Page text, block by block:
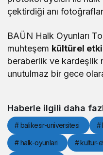
çektirdiği anı
BAÜN Halk Oyunları
muhteşem kültürel
beraberlik ve kardeşlik
unutulmaz bir gece
Haberle ilgili daha
# balikesir-universitesi #
# halk-oyunlari # kultur-